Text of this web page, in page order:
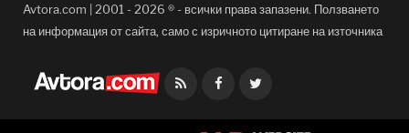
Avtora.com | 2001 - 2026 ® - всички права запазени. Ползването
на информация от сайта, само с изричното цитиране на източника
Facebook